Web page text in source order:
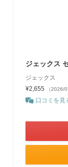
ジェックス
ジェックス
¥2,655
（2026/
口コミを見